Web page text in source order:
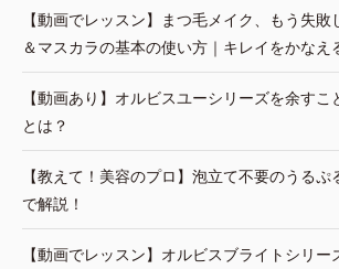
【動画でレッスン】まつ毛メイク、もう失
＆マスカラの基本の使い方｜キレイをかなえ
【動画あり】オルビスユーシリーズを余す
とは？
【教えて！美容のプロ】泡立て不要のうる
で解説！
【動画でレッスン】オルビスブライトシリ